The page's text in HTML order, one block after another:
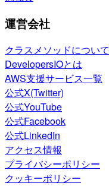
運営会社
クラスメソッドについて
DevelopersIOとは
AWS支援サービス一覧
公式X(Twitter)
公式YouTube
公式Facebook
公式LinkedIn
アクセス情報
プライバシーポリシー
クッキーポリシー